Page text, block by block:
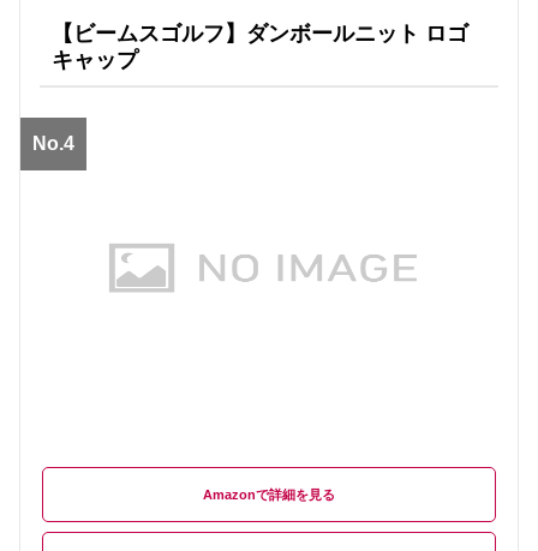
【ビームスゴルフ】ダンボールニット ロゴ
キャップ
No.4
Amazon